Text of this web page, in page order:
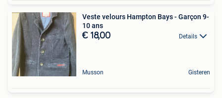
Veste velours Hampton Bays - Garçon 9-
10 ans
€ 18,00 Details
Musson Gisteren